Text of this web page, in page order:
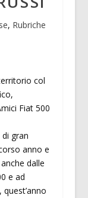
, Rubriche
col
Fiat 500
gran
anno e
dalle
e ad